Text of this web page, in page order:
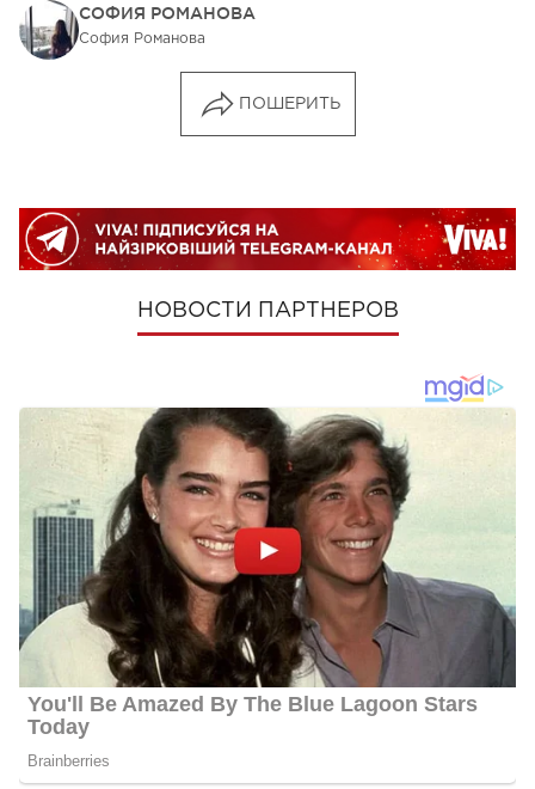
СОФИЯ РОМАНОВА
София Романова
ПОШЕРИТЬ
НОВОСТИ ПАРТНЕРОВ